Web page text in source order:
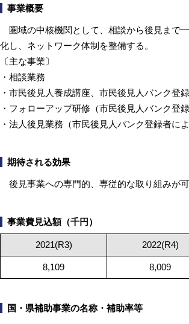
事業概要
圏域の中核機関として、相談から後見まで
化し、ネットワーク体制を整備する。
〔主な事業〕
・相談業務
・市民後見人養成講座、市民後見人バンク登録
・フォローアップ研修（市民後見人バンク登録
・法人後見業務（市民後見人バンク登録者に
期待される効果
後見事業への専門的、専従的な取り組みが
事業費見込額（千円）
2021(R3) 2022(R4)
8,109 8,009
国・県補助事業の名称・補助率等